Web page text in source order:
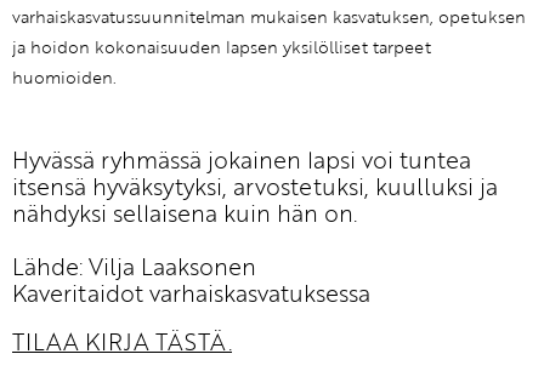
varhaiskasvatussuunnitelman mukaisen kasvatuksen, opetuksen
ja hoidon kokonaisuuden lapsen yksilölliset tarpeet
huomioiden.
Hyvässä ryhmässä jokainen lapsi voi tuntea
itsensä hyväksytyksi, arvostetuksi, kuulluksi ja
nähdyksi sellaisena kuin hän on.
Lähde: Vilja Laaksonen
Kaveritaidot varhaiskasvatuksessa
TILAA KIRJA TÄSTÄ.